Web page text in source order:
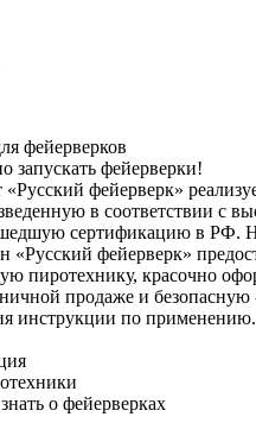
фейерверков
запускать фейерверки!
фейерверк»
в соответствии с
сертификацию в РФ.
фейерверк»
пиротехнику, красочно
продаже и безопасную
инструкции по применению.
о фейерверках